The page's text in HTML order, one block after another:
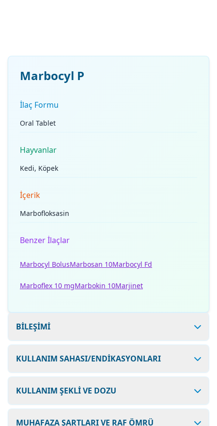
Marbocyl P
İlaç Formu
Oral Tablet
Hayvanlar
Kedi, Köpek
İçerik
Marbofloksasin
Benzer İlaçlar
Marbocyl BolusMarbosan 10Marbocyl Fd
Marboflex 10 mgMarbokin 10Marjinet
BİLEŞİMİ
KULLANIM SAHASI/ENDİKASYONLARI
KULLANIM ŞEKLİ VE DOZU
MUHAFAZA ŞARTLARI VE RAF ÖMRÜ